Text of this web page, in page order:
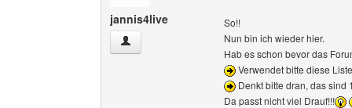
jannis4live
jannis4live Benutzer-Profile anzeigen
So!!
Nun bin ich wieder hier.
Hab es schon bevor das
Verwendet bitte diese
Denkt bitte dran, das sind
Da passt nicht viel Drauf!!!